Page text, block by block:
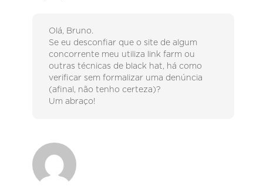
Olá, Bruno.
Se eu desconfiar que o site de algum
concorrente meu utiliza link farm ou
outras técnicas de black hat, há como
verificar sem formalizar uma denúncia
(afinal, não tenho certeza)?
Um abraço!